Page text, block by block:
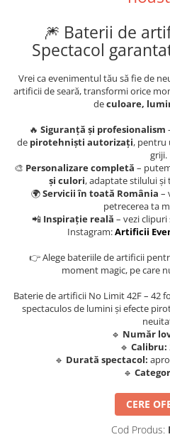
🎆 Baterii de
Spectacol
Vrei ca evenimentul tău să fie de
artificii de seară, transformi orice
deculoare,
🔥 Siguranță și profesionalism
de pirotehniști autorizați, pentru
griji.
🎨 Personalizare completă –
și culori, adaptate stilului
🌍Servicii în toată România –
petrecerea ta
📲 Inspirație reală – vezi
Instagram:Artificii
👉 Alege bateriile de artificii
moment magic, pe care
Baterie de artificii No Limit 42F – 42
spectaculos de lumini și efecte
🔹 Număr
🔹 Calibru:
🔹 Durată spectacol:
🔹
CERE
Cod Produs: